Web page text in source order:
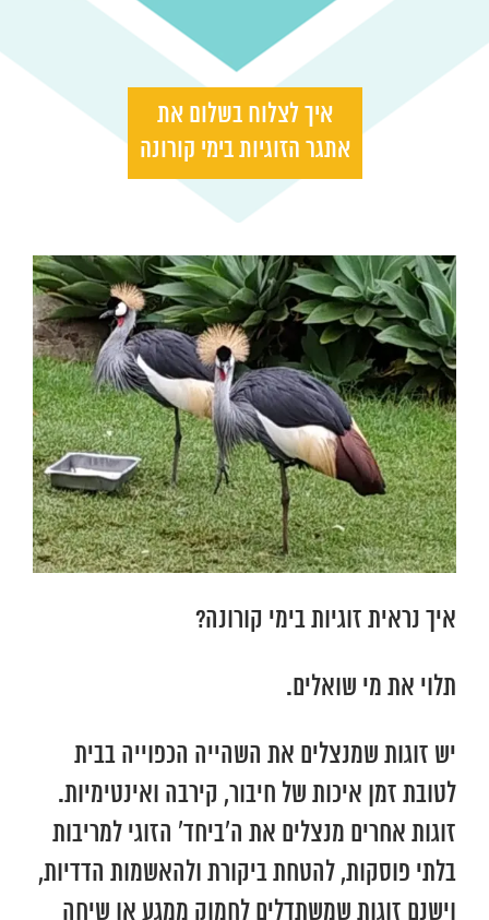
איך לצלוח בשלום את
אתגר הזוגיות בימי קורונה
איך נראית זוגיות בימי קורונה?
תלוי את מי שואלים.
יש זוגות שמנצלים את השהייה הכפוייה בבית
לטובת זמן איכות של חיבור, קירבה ואינטימיות.
זוגות אחרים מנצלים את ה’ביחד’ הזוגי למריבות
בלתי פוסקות, להטחת ביקורת ולהאשמות הדדיות,
וישנם זוגות שמשתדלים לחמוק ממגע או שיחה